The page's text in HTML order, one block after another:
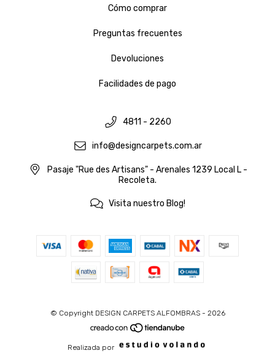
Cómo comprar
Preguntas frecuentes
Devoluciones
Facilidades de pago
4811 - 2260
info@designcarpets.com.ar
Pasaje "Rue des Artisans" - Arenales 1239 Local L -
Recoleta.
Visita nuestro Blog!
© Copyright DESIGN CARPETS ALFOMBRAS - 2026
Realizada por